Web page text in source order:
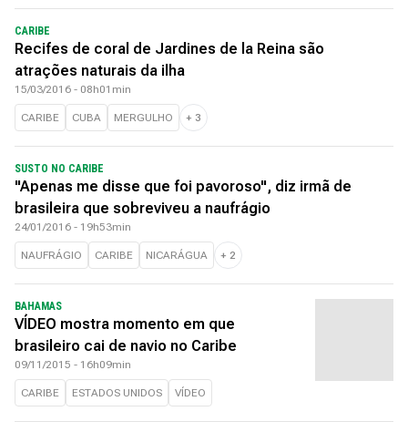
CARIBE
Recifes de coral de Jardines de la Reina são
atrações naturais da ilha
15/03/2016 - 08h01min
CARIBE CUBA MERGULHO + 3
SUSTO NO CARIBE
"Apenas me disse que foi pavoroso", diz irmã de
brasileira que sobreviveu a naufrágio
24/01/2016 - 19h53min
NAUFRÁGIO CARIBE NICARÁGUA + 2
BAHAMAS
VÍDEO mostra momento em que
brasileiro cai de navio no Caribe
09/11/2015 - 16h09min
CARIBE ESTADOS UNIDOS VÍDEO